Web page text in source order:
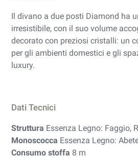
Il divano a due posti Diamond ha
irresistibile, con il suo volume
decorato con preziosi cristalli: un
per gli ambienti domestici e gli
luxury.
Dati Tecnici
Struttura Essenza Legno: Faggio,
Monoscocca Essenza Legno:
Consumo stoffa 8 m